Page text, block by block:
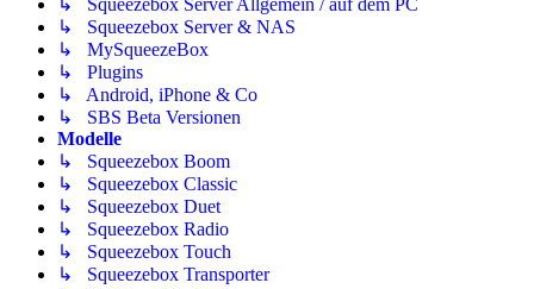
↳ Squeezebox Server Allgemein / auf dem PC
↳ Squeezebox Server & NAS
↳ MySqueezeBox
↳ Plugins
↳ Android, iPhone & Co
↳ SBS Beta Versionen
Modelle
↳ Squeezebox Boom
↳ Squeezebox Classic
↳ Squeezebox Duet
↳ Squeezebox Radio
↳ Squeezebox Touch
↳ Squeezebox Transporter